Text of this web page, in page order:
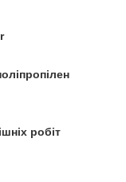
робіт